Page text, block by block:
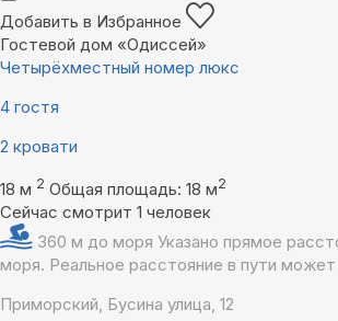
Добавить в Избранное
Гостевой дом «Одиссей»
Четырёхместный номер люкс
4 гостя
2 кровати
18 м 2 Общая площадь: 18 м2
Сейчас смотрит 1 человек
360 м до моря Указано прямое
моря. Реальное расстояние в пути
Приморский, Бусина улица, 12